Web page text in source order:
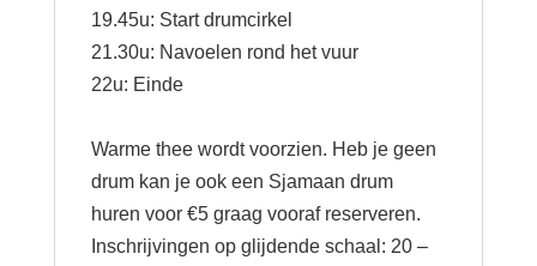
19.45u: Start drumcirkel
21.30u: Navoelen rond het vuur
22u: Einde
Warme thee wordt voorzien. Heb je geen
drum kan je ook een Sjamaan drum
huren voor €5 graag vooraf reserveren.
Inschrijvingen op glijdende schaal: 20 –